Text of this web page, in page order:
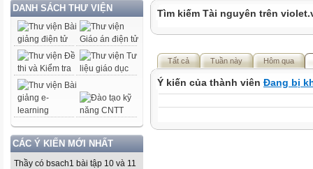
DANH SÁCH THƯ VIỆN
CÁC Ý KIẾN MỚI NHẤT
Thầy có bsach1 bài tập 10 và 11
Tìm kiếm Tài nguyên trên
Tất cả Tuần này Hôm qua
Ý kiến của thành viên Đang bị